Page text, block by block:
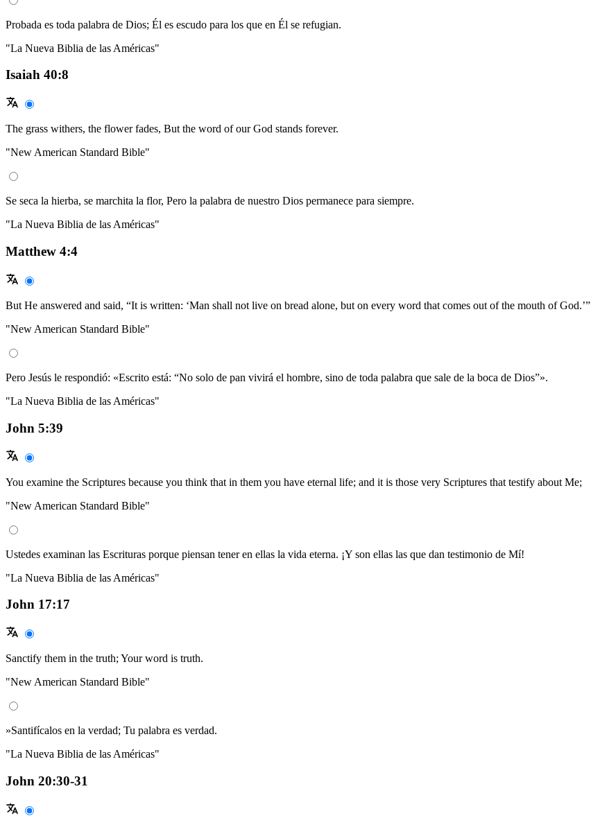
Probada es toda palabra de Dios; Él es escudo para los que en Él se refugian.
"La Nueva Biblia de las Américas"
Isaiah 40:8
The grass withers, the flower fades, But the word of our God stands forever.
"New American Standard Bible"
Se seca la hierba, se marchita la flor, Pero la palabra de nuestro Dios permanece para siempre.
"La Nueva Biblia de las Américas"
Matthew 4:4
But He answered and said, “It is written: ‘Man shall not live on bread alone, but on every word that comes out of the mouth of God.’”
"New American Standard Bible"
Pero Jesús le respondió: «Escrito está: “No solo de pan vivirá el hombre, sino de toda palabra que sale de la boca de Dios”».
"La Nueva Biblia de las Américas"
John 5:39
You examine the Scriptures because you think that in them you have eternal life; and it is those very Scriptures that testify about Me;
"New American Standard Bible"
Ustedes examinan las Escrituras porque piensan tener en ellas la vida eterna. ¡Y son ellas las que dan testimonio de Mí!
"La Nueva Biblia de las Américas"
John 17:17
Sanctify them in the truth; Your word is truth.
"New American Standard Bible"
»Santifícalos en la verdad; Tu palabra es verdad.
"La Nueva Biblia de las Américas"
John 20:30-31